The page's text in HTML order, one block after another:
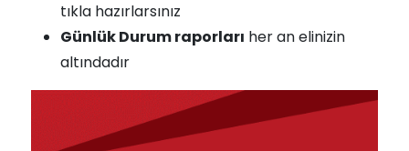
tıkla hazırlarsınız
Günlük Durum raporları her an elinizin
altındadır